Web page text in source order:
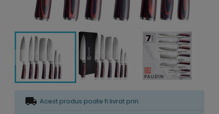
Acest produs poate fi livrat prin: